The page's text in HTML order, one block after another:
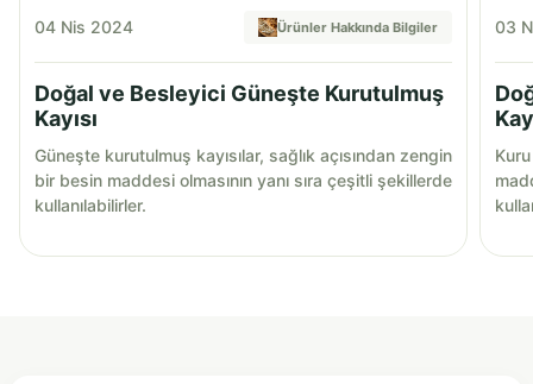
04 Nis 2024 Ürünler Hakkında Bilgiler
Doğal ve Besleyici Güneşte Kurutulmuş
Kayısı
Güneşte kurutulmuş kayısılar, sağlık açısından zengin
bir besin maddesi olmasının yanı sıra çeşitli şekillerde
kullanılabilirler.
03